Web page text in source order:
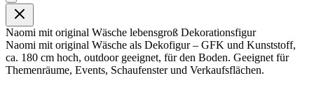
Naomi mit original Wäsche lebensgroß Dekorationsfigur
Naomi mit original Wäsche als Dekofigur – GFK und Kunststoff,
ca. 180 cm hoch, outdoor geeignet, für den Boden. Geeignet für
Themenräume, Events, Schaufenster und Verkaufsflächen.